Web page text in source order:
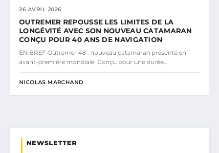
26 AVRIL 2026
OUTREMER REPOUSSE LES LIMITES DE LA
LONGÉVITÉ AVEC SON NOUVEAU CATAMARAN
CONÇU POUR 40 ANS DE NAVIGATION
EN BREF Outremer 48 : nouveau catamaran présenté en
avant-première mondiale. Conçu pour une durée…
NICOLAS MARCHAND
NEWSLETTER